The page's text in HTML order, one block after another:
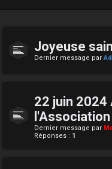
Joyeuse
Dernier message par
22 juin 2024
Dernier message par
Réponses : 1